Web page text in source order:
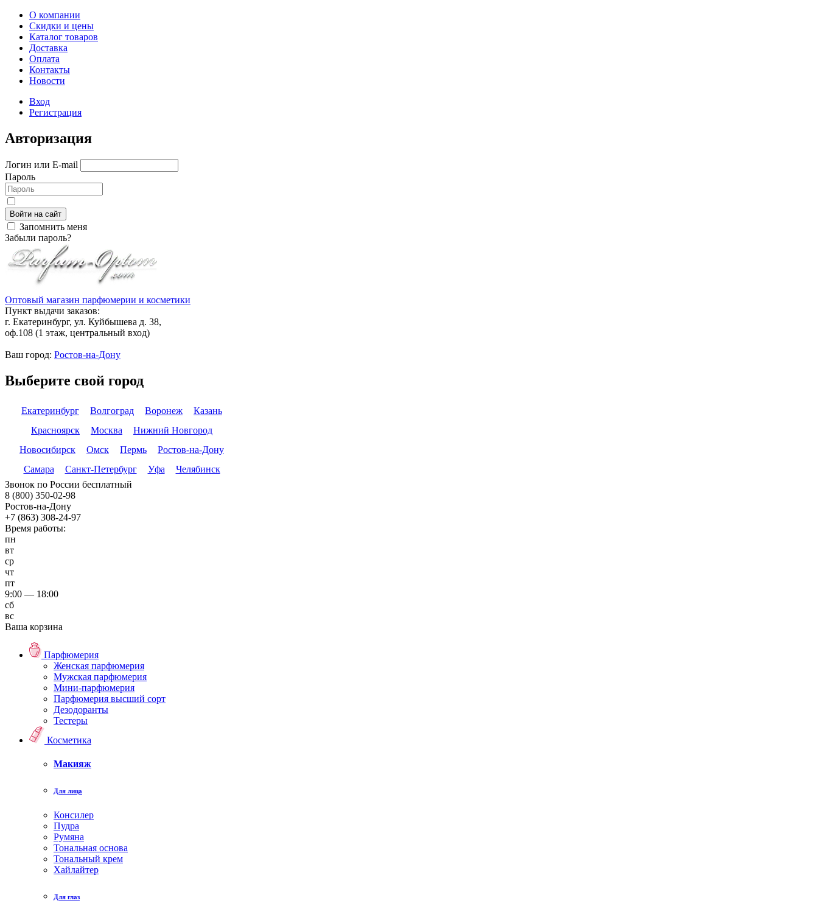
О компании
Скидки и цены
Каталог товаров
Доставка
Оплата
Контакты
Новости
Вход
Регистрация
Авторизация
Логин или E-mail
Пароль
Войти на сайт
Запомнить меня
Забыли пароль?
Оптовый магазин парфюмерии и косметики
Пункт выдачи заказов:
г. Екатеринбург, ул. Куйбышева д. 38,
оф.108 (1 этаж, центральный вход)
Ваш город: Ростов-на-Дону
Выберите свой город
Екатеринбург Волгоград Воронеж
Казань
Красноярск
Москва
Нижний Новгород
Новосибирск
Омск Пермь
Ростов-на-Дону
Самара
Санкт-Петербург Уфа
Челябинск
Звонок по России бесплатный
8 (800) 350-02-98
Ростов-на-Дону
+7 (863) 308-24-97
Время работы:
пн
вт
ср
чт
пт
9:00 — 18:00
сб
вс
Ваша корзина
Парфюмерия
Женская парфюмерия
Мужская парфюмерия
Мини-парфюмерия
Парфюмерия высший сорт
Дезодоранты
Тестеры
Косметика
Макияж
Для лица
Консилер
Пудра
Румяна
Тональная основа
Тональный крем
Хайлайтер
Для глаз